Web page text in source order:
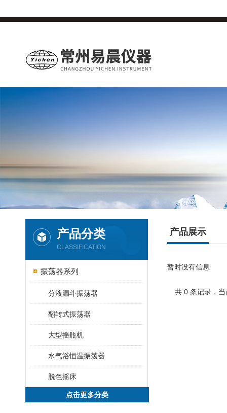
产品分类
CLASSIFICATION
振荡器系列
分液漏斗振荡器
翻转式振荡器
大型摇瓶机
水气浴恒温振荡器
脱色摇床
点击更多分类
产品展示
暂时没有信息
共 0 条记录，